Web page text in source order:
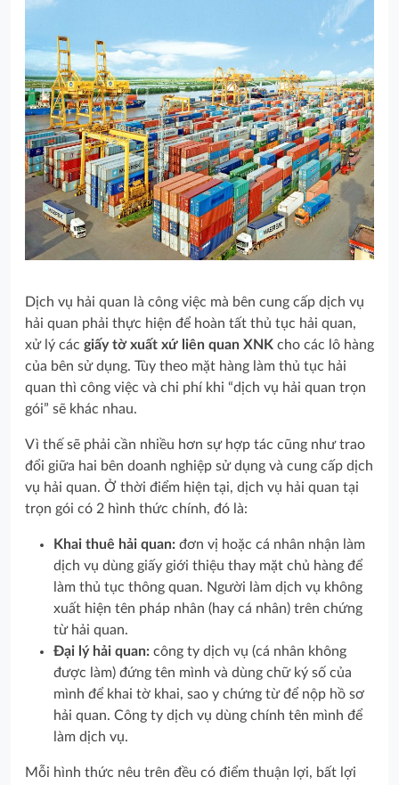
Dịch vụ hải quan là công việc mà bên cung cấp dịch vụ
hải quan phải thực hiện để hoàn tất thủ tục hải quan,
xử lý các giấy tờ xuất xứ liên quan XNK cho các lô hàng
của bên sử dụng. Tùy theo mặt hàng làm thủ tục hải
quan thì công việc và chi phí khi “dịch vụ hải quan trọn
gói” sẽ khác nhau.
Vì thế sẽ phải cần nhiều hơn sự hợp tác cũng như trao
đổi giữa hai bên doanh nghiệp sử dụng và cung cấp dịch
vụ hải quan. Ở thời điểm hiện tại, dịch vụ hải quan tại
trọn gói có 2 hình thức chính, đó là:
Khai thuê hải quan: đơn vị hoặc cá nhân nhận làm
dịch vụ dùng giấy giới thiệu thay mặt chủ hàng để
làm thủ tục thông quan. Người làm dịch vụ không
xuất hiện tên pháp nhân (hay cá nhân) trên chứng
từ hải quan.
Đại lý hải quan: công ty dịch vụ (cá nhân không
được làm) đứng tên mình và dùng chữ ký số của
mình để khai tờ khai, sao y chứng từ để nộp hồ sơ
hải quan. Công ty dịch vụ dùng chính tên mình để
làm dịch vụ.
Mỗi hình thức nêu trên đều có điểm thuận lợi, bất lợi